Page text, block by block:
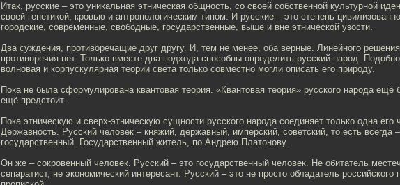
Итак, русские – это уникальная этническая общность, со своей собственной культурной
своей генетикой, кровью и антропологическим типом. И русские – это степень
городские, современные, свободные, государственные, выше и вне этнической узости.
Два суждения, противоречащие друг другу. И, тем не менее, оба верные. Линейного
противоречия нет. Только вместе два подхода способны определить русский народ.
волновая и корпускулярная теории света только совместно могли описать его природу.
Пока не была сформулирована квантовая теория. «Квантовая теория» русского народа ещё
ещё предстоит.
Пока этническую и сверх-этническую сущности русского народа соединяет только одна его
Державность. Русский человек – княжий, державный, имперский, советский, то есть всегда –
государственный. Государственный житель, по Андрею Платонову.
Он же – сокровенный человек. Русский – это государственный человек. Не обитатель
сепаратист, не экономический интересант. Русский – это не просто обладатель российского